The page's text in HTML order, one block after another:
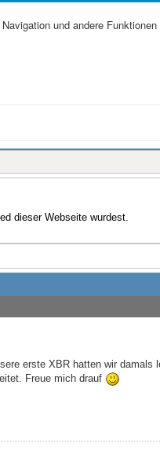
und andere
dieser Webseite wurdest.
erste XBR hatten wir damals
Freue mich drauf